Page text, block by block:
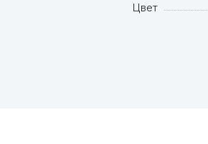
Цвет